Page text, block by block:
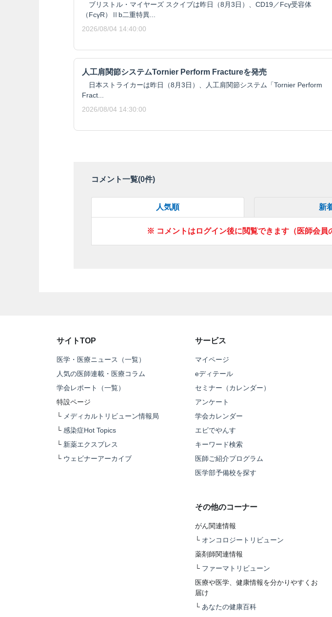
ブリストル・マイヤーズ スクイブは昨日（8月3日）、CD19／Fcγ受容体
（FcγR）Ⅱb二重特異...
2026/08/04 14:40:00
人工肩関節システムTornier Perform Fractureを発売
日本ストライカーは昨日（8月3日）、人工肩関節システム「Tornier Perform
Fract...
2026/08/04 14:30:00
コメント一覧(0件)
人気順 新
※ コメントはログイン後に閲覧できます（医師会員
サイトTOP
医学・医療ニュース（一覧）
人気の医師連載・医療コラム
学会レポート（一覧）
特設ページ
└ メディカルトリビューン情報局
└ 感染症Hot Topics
└ 新薬エクスプレス
└ ウェビナーアーカイブ
サービス
マイページ
eディテール
セミナー（カレンダー）
アンケート
学会カレンダー
エビでやんす
キーワード検索
医師ご紹介プログラム
医学部予備校を探す
その他のコーナー
がん関連情報
└ オンコロジートリビューン
薬剤師関連情報
└ ファーマトリビューン
医療や医学、健康情報を分かりやすくお
届け
└ あなたの健康百科